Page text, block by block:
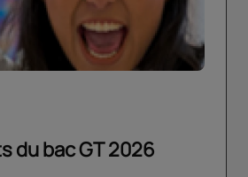
du bac GT 2026